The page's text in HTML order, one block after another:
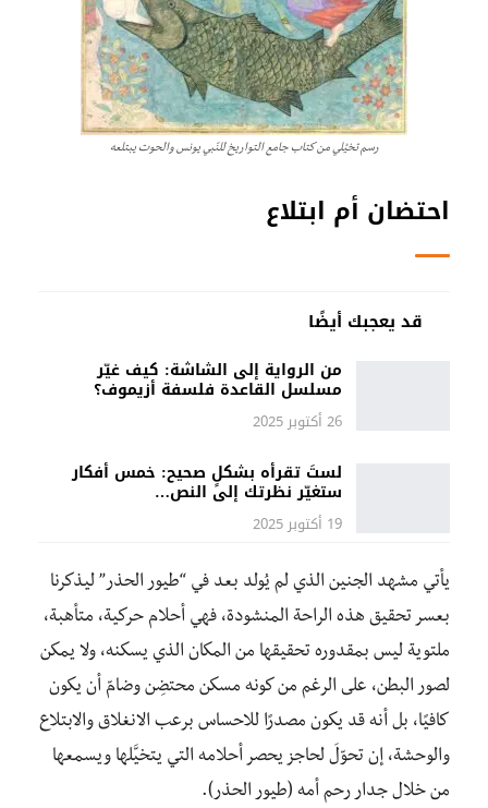
رسم تخيُلي من كتاب جامع التواريخ للنّبي يونس والحوت يبتلعه
احتضان أم ابتلاع
قد يعجبك أيضًا
من الرواية إلى الشاشة: كيف غيّر
مسلسل القاعدة فلسفة أزيموف؟
26 أكتوبر 2025
لستَ تقرأه بشكلٍ صحيح: خمس أفكار
ستغيّر نظرتك إلى النص…
19 أكتوبر 2025
يأتي مشهد الجنين الذي لم يُولد بعد في “طيور الحذر” ليذكرنا
بعسر تحقيق هذه الراحة المنشودة، فهي أحلام حركية، متأهبة،
ملتوية ليس بمقدوره تحقيقها من المكان الذي يسكنه، ولا يمكن
لصور البطن، على الرغم من كونه مسكن محتضِن وضامّ أن يكون
كافيًا، بل أنه قد يكون مصدرًا للاحساس برعب الانغلاق والابتلاع
والوحشة، إن تحوّلَ لحاجز يحصر أحلامه التي يتخيَّلها ويسمعها
من خلال جدار رحم أمه (طيور الحذر).